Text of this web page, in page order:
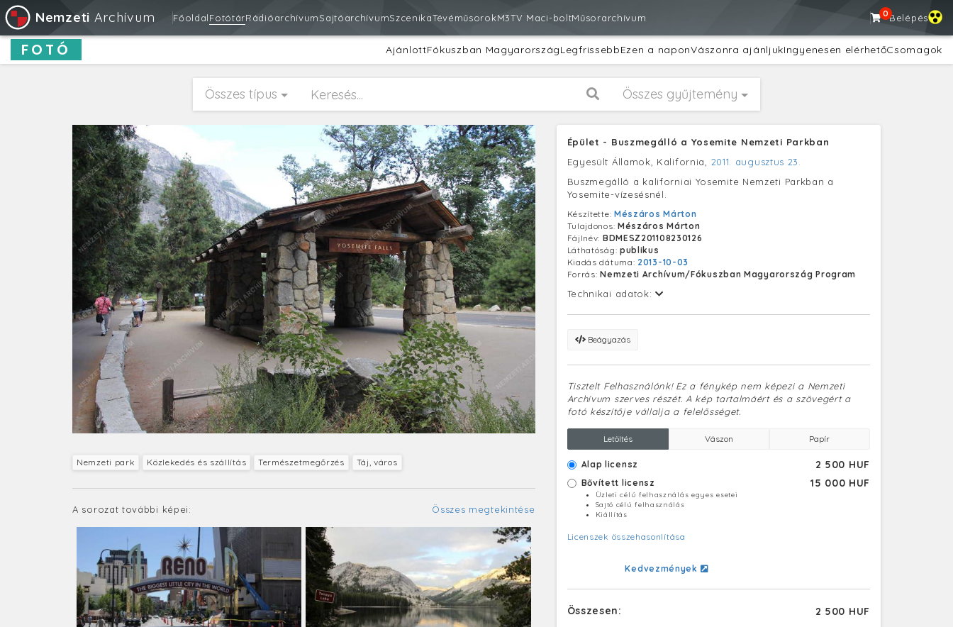
Nemzeti Archívum FőoldalFotótárRádióarchívumSajtóarchívumSzcenikaTévéműsorokM3TV Maci-boltMűsorarchívum 0Belépés
FOTÓ AjánlottFókuszban MagyarországLegfrissebbEzen a naponVászonra ajánljukIngyenesen elérhetőCsomagok
Összes típus Összes gyűjtemény
Nemzeti park Közlekedés és szállítás Természetmegőrzés Táj, város
A sorozat további képei: Összes megtekintése
Épület - Buszmegálló a Yosemite Nemzeti Parkban
Egyesült Államok, Kalifornia, 2011. augusztus 23.
Buszmegálló a kaliforniai Yosemite Nemzeti Parkban a
Yosemite-vízesésnél.
Készítette: Mészáros Márton
Tulajdonos: Mészáros Márton
Fájlnév: BDMESZ201108230126
Láthatóság: publikus
Kiadás dátuma: 2013-10-03
Forrás:Nemzeti Archívum/Fókuszban Magyarország Program
Technikai adatok:
Beágyazás
Tisztelt Felhasználónk! Ez a fénykép nem képezi a Nemzeti
Archívum szerves részét. A kép tartalmáért és a szövegért a
fotó készítője vállalja a felelősséget.
Letöltés Vászon Papír
Alap licensz 2 500 HUF
Bővített licensz 15 000 HUF
Üzleti célú felhasználás egyes esetei
Sajtó célú felhasználás
Kiállítás
Licenszek összehasonlítása
Kedvezmények
Összesen: 2 500 HUF